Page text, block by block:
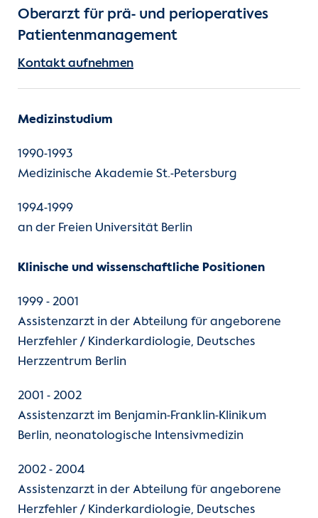
Für Zuweiser:innen
Karriere
Forschung
Kontakt
Internationale Patienten
Einblicke
Oberarzt für prä- und perioperatives
Patientenmanagement
Kontakt aufnehmen
Medizinstudium
1990-1993
Medizinische Akademie St.-Petersburg
1994-1999
an der Freien Universität Berlin
Klinische und wissenschaftliche Positionen
1999 - 2001
Assistenzarzt in der Abteilung für angeborene
Herzfehler / Kinderkardiologie, Deutsches
Herzzentrum Berlin
2001 - 2002
Assistenzarzt im Benjamin-Franklin-Klinikum
Berlin, neonatologische Intensivmedizin
2002 - 2004
Assistenzarzt in der Abteilung für angeborene
Herzfehler / Kinderkardiologie, Deutsches